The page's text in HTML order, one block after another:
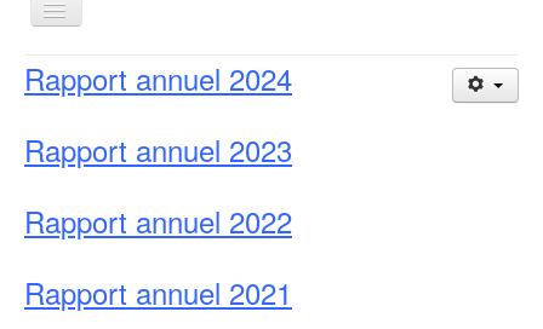
Basculer
la
Accueil
Nos services
Bénévolat
Contact
Rapport annuel 2024
Rapport annuel 2023
Rapport annuel 2022
Rapport annuel 2021